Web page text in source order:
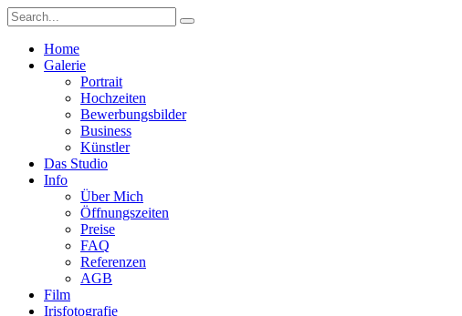
Home
Galerie
Portrait
Hochzeiten
Bewerbungsbilder
Business
Künstler
Das Studio
Info
Über Mich
Öffnungszeiten
Preise
FAQ
Referenzen
AGB
Film
Irisfotografie